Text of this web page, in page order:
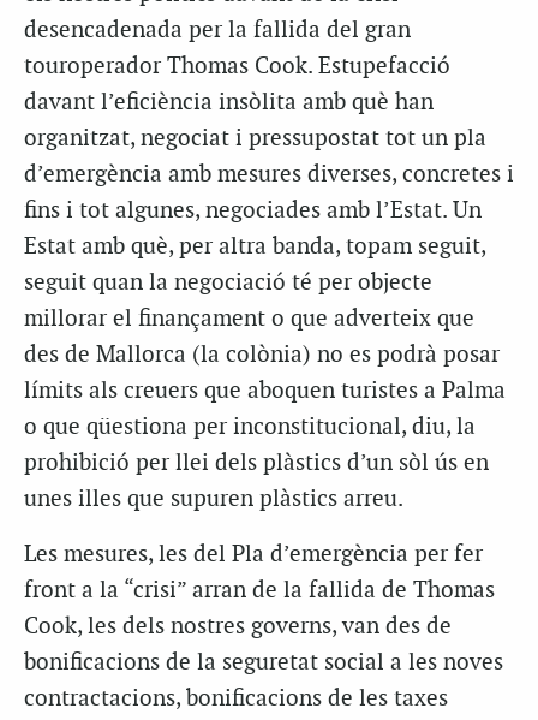
desencadenada per la fallida del gran
touroperador Thomas Cook. Estupefacció
davant l’eficiència insòlita amb què han
organitzat, negociat i pressupostat tot un pla
d’emergència amb mesures diverses, concretes i
fins i tot algunes, negociades amb l’Estat. Un
Estat amb què, per altra banda, topam seguit,
seguit quan la negociació té per objecte
millorar el finançament o que adverteix que
des de Mallorca (la colònia) no es podrà posar
límits als creuers que aboquen turistes a Palma
o que qüestiona per inconstitucional, diu, la
prohibició per llei dels plàstics d’un sòl ús en
unes illes que supuren plàstics arreu.
Les mesures, les del Pla d’emergència per fer
front a la “crisi” arran de la fallida de Thomas
Cook, les dels nostres governs, van des de
bonificacions de la seguretat social a les noves
contractacions, bonificacions de les taxes